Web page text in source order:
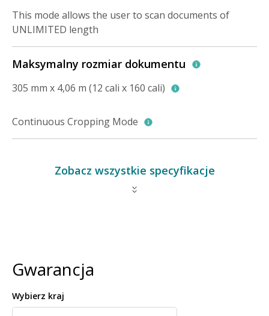
This mode allows the user to scan documents of
UNLIMITED length
Maksymalny rozmiar dokumentu
305 mm x 4,06 m (12 cali x 160 cali)
Continuous Cropping Mode
Zobacz wszystkie specyfikacje
Gwarancja
Wybierz kraj